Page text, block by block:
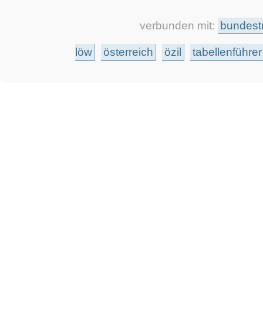
verbunden mit:
löw österreich özil